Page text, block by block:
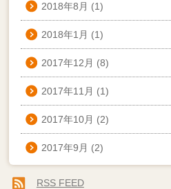
2018年8月 (1)
2018年1月 (1)
2017年12月 (8)
2017年11月 (1)
2017年10月 (2)
2017年9月 (2)
RSS FEED